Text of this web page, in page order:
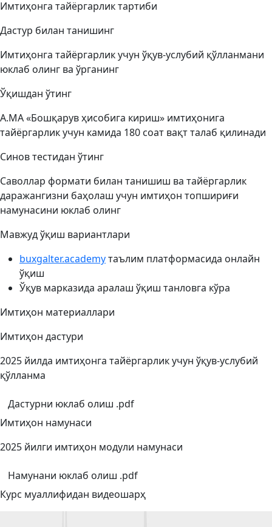
Имтиҳонга тайёргарлик тартиби
Дастур билан танишинг
Имтиҳонга тайёргарлик учун ўқув-услубий қўлланмани
юклаб олинг ва ўрганинг
Ўқишдан ўтинг
A.MA «Бошқарув ҳисобига кириш» имтиҳонига
тайёргарлик учун камида 180 соат вақт талаб қилинади
Синов тестидан ўтинг
Саволлар формати билан танишиш ва тайёргарлик
даражангизни баҳолаш учун имтиҳон топшириғи
намунасини юклаб олинг
Мавжуд ўқиш вариантлари
buxgalter.academyтаълим платформасида онлайн
ўқиш
Ўқув марказида аралаш ўқиш танловга кўра
Имтиҳон материаллари
Имтиҳон дастури
2025 йилда имтиҳонга тайёргарлик учун ўқув-услубий
қўлланма
Дастурни юклаб олиш .pdf
Имтиҳон намунаси
2025 йилги имтиҳон модули намунаси
Намунани юклаб олиш .pdf
Курс муаллифидан видеошарҳ